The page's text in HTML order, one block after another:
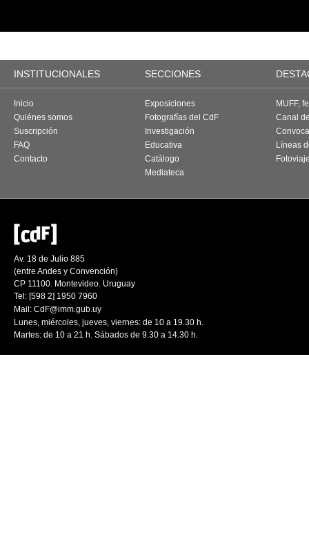
INSTITUCIONALES SECCIONES
Inicio
Quiénes somos
Suscripción
FAQ
Contacto
Exposiciones
Fotografías del CdF
Investigación
Educativa
Catálogo
Mediateca
MUFF,
Canal
Líneas
Av. 18 de Julio 885
(entre Andes y Convención)
CP 11100. Montevideo. Uruguay
Tel: [598 2] 1950 7960
Mail: CdF@imm.gub.uy
Lunes, miércoles, jueves, viernes: de 10 a 19.30 h.
Martes: de 10 a 21 h. Sábados de 9.30 a 14.30 h.